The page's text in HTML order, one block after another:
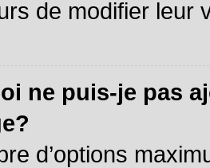
de modifier leur
ne puis-je pas
d’options